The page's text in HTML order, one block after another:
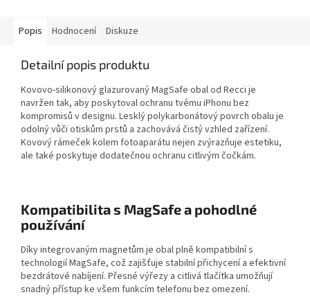
Popis Hodnocení Diskuze
Detailní popis produktu
Kovovo-silikonový glazurovaný MagSafe obal od Recci je
navržen tak, aby poskytoval ochranu tvému iPhonu bez
kompromisů v designu. Lesklý polykarbonátový povrch obalu je
odolný vůči otiskům prstů a zachovává čistý vzhled zařízení.
Kovový rámeček kolem fotoaparátu nejen zvýrazňuje estetiku,
ale také poskytuje dodatečnou ochranu citlivým čočkám.
Kompatibilita s MagSafe a pohodlné
používání
Díky integrovaným magnetům je obal plně kompatibilní s
technologií MagSafe, což zajišťuje stabilní přichycení a efektivní
bezdrátové nabíjení. Přesné výřezy a citlivá tlačítka umožňují
snadný přístup ke všem funkcím telefonu bez omezení.